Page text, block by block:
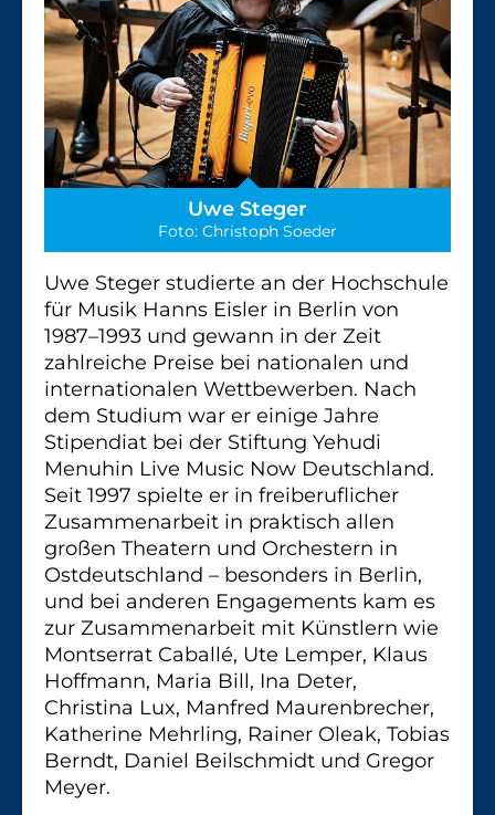
Uwe Steger
Foto: Christoph Soeder
Uwe Steger studierte an der Hochschule
für Musik Hanns Eisler in Berlin von
1987–1993 und gewann in der Zeit
zahlreiche Preise bei nationalen und
internationalen Wettbewerben. Nach
dem Studium war er einige Jahre
Stipendiat bei der Stiftung Yehudi
Menuhin Live Music Now Deutschland.
Seit 1997 spielte er in freiberuflicher
Zusammenarbeit in praktisch allen
großen Theatern und Orchestern in
Ostdeutschland – besonders in Berlin,
und bei anderen Engagements kam es
zur Zusammenarbeit mit Künstlern wie
Montserrat Caballé, Ute Lemper, Klaus
Hoffmann, Maria Bill, Ina Deter,
Christina Lux, Manfred Maurenbrecher,
Katherine Mehrling, Rainer Oleak, Tobias
Berndt, Daniel Beilschmidt und Gregor
Meyer.